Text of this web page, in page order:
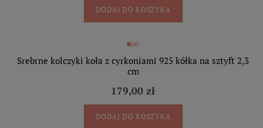
DODAJ DO KOSZYKA
Srebrne kolczyki koła z cyrkoniami 925 kółka na sztyft 2,3
cm
179,00 zł
DODAJ DO KOSZYKA